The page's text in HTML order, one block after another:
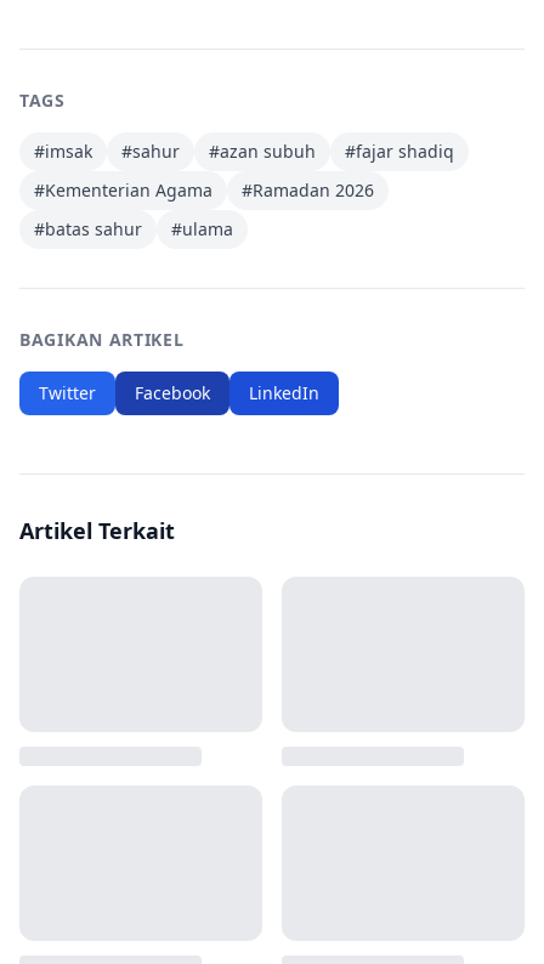
TAGS
#imsak #sahur #azan subuh #fajar shadiq
#Kementerian Agama #Ramadan 2026
#batas sahur #ulama
BAGIKAN ARTIKEL
Twitter Facebook LinkedIn
Artikel Terkait